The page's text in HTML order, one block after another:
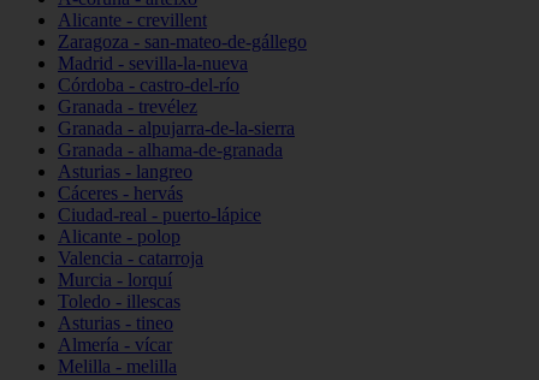
Alicante - crevillent
Zaragoza - san-mateo-de-gállego
Madrid - sevilla-la-nueva
Córdoba - castro-del-río
Granada - trevélez
Granada - alpujarra-de-la-sierra
Granada - alhama-de-granada
Asturias - langreo
Cáceres - hervás
Ciudad-real - puerto-lápice
Alicante - polop
Valencia - catarroja
Murcia - lorquí
Toledo - illescas
Asturias - tineo
Almería - vícar
Melilla - melilla